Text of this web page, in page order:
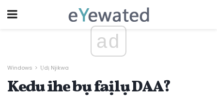
ad
Windows Ụdị Njikwa
Kedu ihe bụ faịlụ DAA?